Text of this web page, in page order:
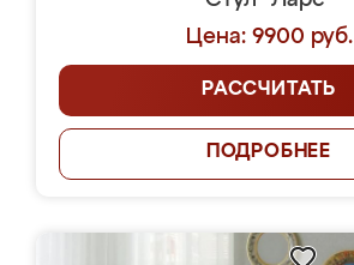
Цена: 9900 руб.
РАССЧИТАТЬ
ПОДРОБНЕЕ